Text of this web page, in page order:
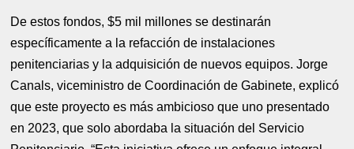
De estos fondos, $5 mil millones se destinarán
específicamente a la refacción de instalaciones
penitenciarias y la adquisición de nuevos equipos. Jorge
Canals, viceministro de Coordinación de Gabinete, explicó
que este proyecto es más ambicioso que uno presentado
en 2023, que solo abordaba la situación del Servicio